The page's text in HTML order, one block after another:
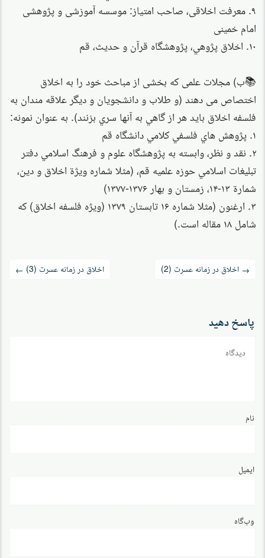
۹. معرفت اخلاقی، صاحب امتیاز: موسسه آموزشی و پژوهشی
امام خمینی
۱۰. اخلاق پژوهي، پژوهشگاه قرآن و حديث، قم
📚ب) مجلات علمی که بخشی از مباحث خود را به اخلاق
اختصاص می دهند (و طلاب و دانشجويان و ديگر علاقه مندان به
فلسفه اخلاق بايد هر از گاهي به آنها سري بزنند). به عنوان نمونه:
۱. پژوهش هاي فلسفي كلامي دانشگاه قم
۲. نقد و نظر، وابسته به پژوهشگاه علوم و فرهنگ اسلامي دفتر
تبليغات اسلامي حوزه علميه قم، (مثلا شماره ويژة اخلاق و دين،
شمارة ۱۳-۱۴، زمستان و بهار ۱۳۷۶-۱۳۷۷)
۳. ارغنون (مثلا شماره ۱۶ تابستان ۱۳۷۹ (ویژه فلسفه اخلاق) كه
شامل ۱۸ مقاله است.)
راه‌بری
→ اخلاق در زمانه عسرت (2) اخلاق در زمانه عسرت (3) ←
پاسخ دهید
نام
ایمیل
وب‌گاه